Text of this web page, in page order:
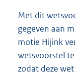
Met dit
gegeven aan
motie Hijink
wetsvoorstel
zodat deze